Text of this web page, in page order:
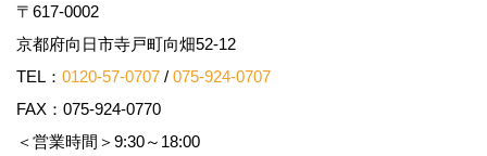
〒617-0002
京都府向日市寺戸町向畑52-12
TEL： 0120-57-0707 / 075-924-0707
FAX：075-924-0770
＜営業時間＞9:30～18:00